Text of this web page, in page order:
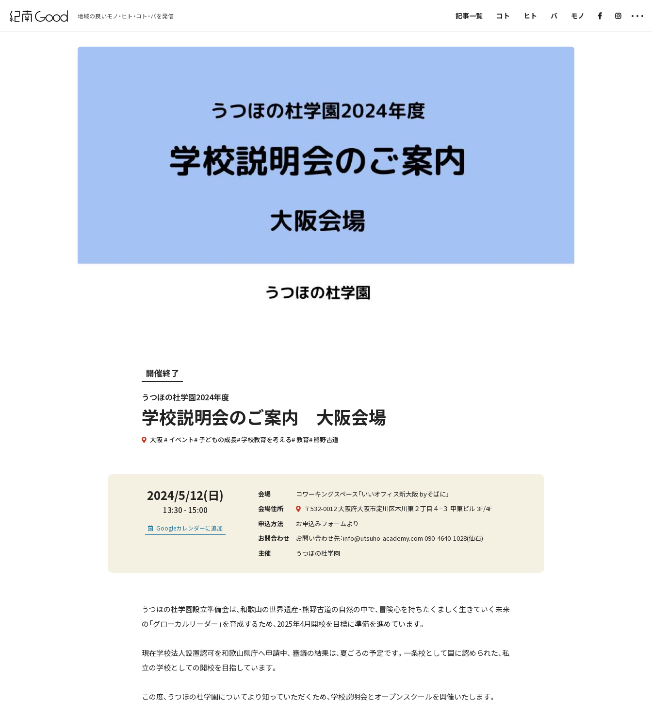
地域の良いモノ・ヒト・コト・バを発信 記事一覧 コト ヒト バ モノ
開催終了
うつほの杜学園2024年度
学校説明会のご案内 大阪会場
大阪 イベント 子どもの成長 学校教育を考える 教育 熊野古道
2024/5/12(日)
13:30 15:00
Googleカレンダーに追加
会場
コワーキングスペース「いいオフィス新大阪 byそばに」
会場住所
〒532-0012 大阪府大阪市淀川区木川東２丁目４−３ 甲東ビル 3F/4F
申込方法
お申込みフォームより
お問合わせ
お問い合わせ先：info@utsuho-academy.com 090-4640-1028(仙石)
主催
うつほの杜学園
うつほの杜学園設立準備会は、和歌山の世界遺産・熊野古道の自然の中で、冒険心を持ちたくましく生きていく未来
の「グローカルリーダー」を育成するため、2025年4月開校を目標に準備を進めています。
現在学校法人設置認可を和歌山県庁へ申請中、 審議の結果は、夏ごろの予定です。一条校として国に認められた、私
立の学校としての開校を目指しています。
この度、うつほの杜学園についてより知っていただくため、学校説明会とオープンスクールを開催いたします。